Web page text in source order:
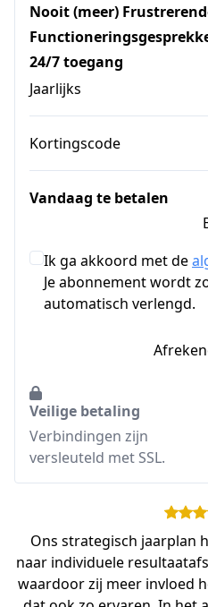
Nooit (meer)
24/7 toegang
Jaarlijks
Kortingscode
Vandaag te betalen
Ik ga akkoord met de
Je abonnement wordt
automatisch verlengd.
Veilige betaling
Verbindingen zijn
versleuteld met SSL.
Ons strategisch jaarplan
naar individuele
waardoor zij meer invloed